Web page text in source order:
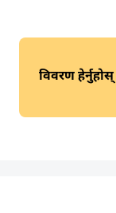
विवरण हेर्नुहोस्